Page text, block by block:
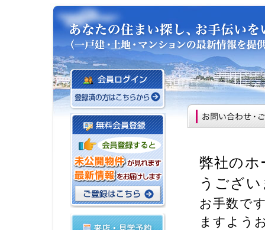
弊社のホ
うござ
お手数で
ますよう